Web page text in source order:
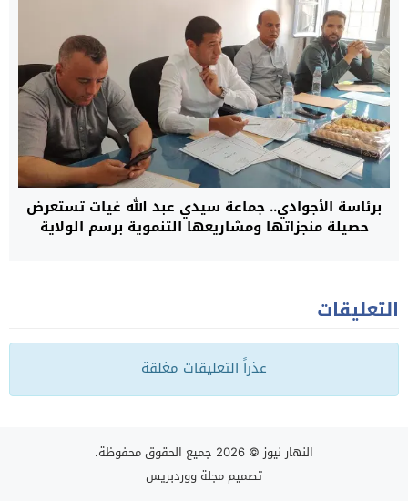
برئاسة الأجوادي.. جماعة سيدي عبد الله غيات تستعرض
حصيلة منجزاتها ومشاريعها التنموية برسم الولاية
التعليقات
عذراً التعليقات مغلقة
النهار نيوز © 2026 جميع الحقوق محفوظة.
تصميممجلة ووردبريس